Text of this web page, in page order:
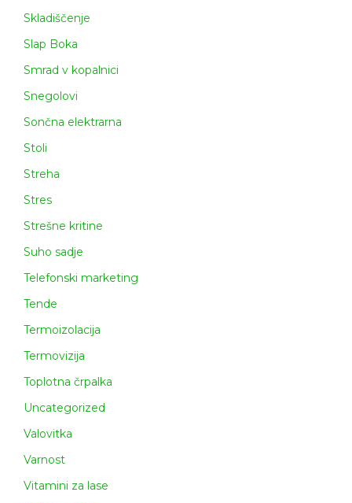
Skladiščenje
Slap Boka
Smrad v kopalnici
Snegolovi
Sončna elektrarna
Stoli
Streha
Stres
Strešne kritine
Suho sadje
Telefonski marketing
Tende
Termoizolacija
Termovizija
Toplotna črpalka
Uncategorized
Valovitka
Varnost
Vitamini za lase